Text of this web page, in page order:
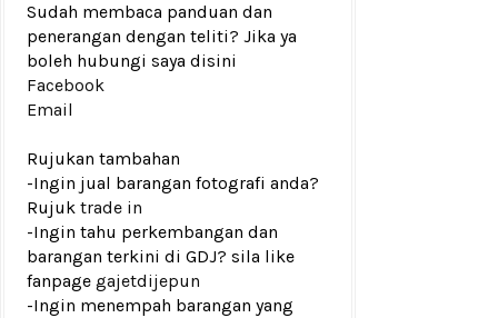
Sudah membaca panduan dan
penerangan dengan teliti? Jika ya
boleh hubungi saya disini
Facebook
Email
Rujukan tambahan
-Ingin jual barangan fotografi anda?
Rujuk trade in
-Ingin tahu perkembangan dan
barangan terkini di GDJ? sila like
fanpage gajetdijepun
-Ingin menempah barangan yang